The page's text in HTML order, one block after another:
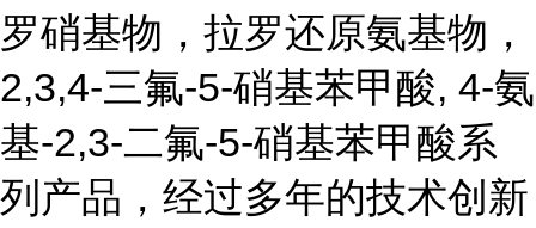
罗硝基物，拉罗还原氨基物，
2,3,4-三氟-5-硝基苯甲酸, 4-氨
基-2,3-二氟-5-硝基苯甲酸系
列产品，经过多年的技术创新